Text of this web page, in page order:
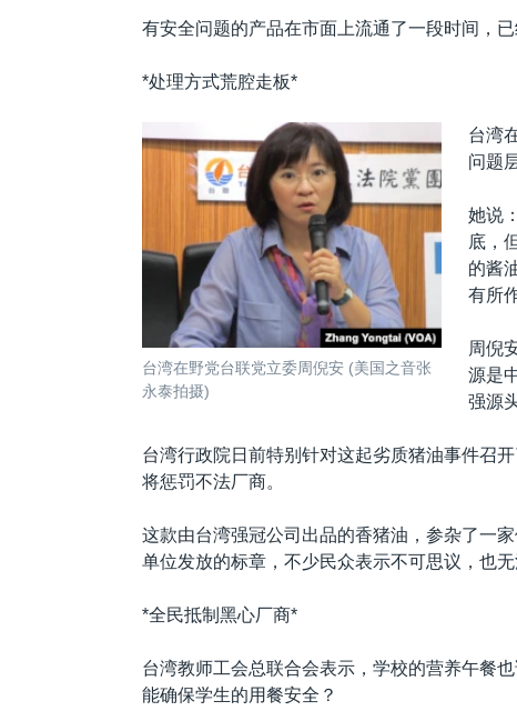
有安全问题的产品在市面上流通了一段时间，已
*处理方式荒腔走板*
台湾在野党台联党立委周倪安 (美国之音张
永泰拍摄)
台湾
问题
她说
底，
的酱
有所
周倪
源是
强源
台湾行政院日前特别针对这起劣质猪油事件召
将惩罚不法厂商。
这款由台湾强冠公司出品的香猪油，参杂了一
单位发放的标章，不少民众表示不可思议，也
*全民抵制黑心厂商*
台湾教师工会总联合会表示，学校的营养午餐
能确保学生的用餐安全？